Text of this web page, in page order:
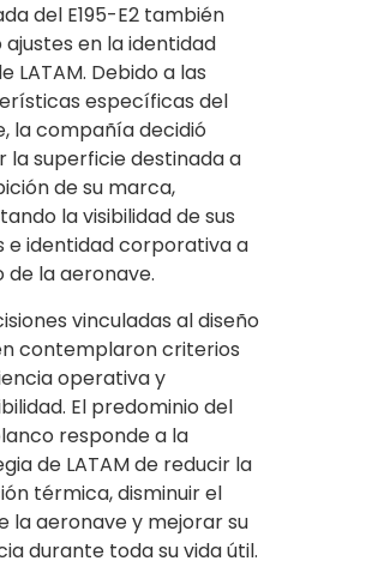
del E195-E2 también
en la identidad
LATAM. Debido a las
específicas del
la compañía decidió
la superficie destinada a
de su marca,
la visibilidad de sus
e identidad corporativa a
de la aeronave.
vinculadas al diseño
contemplaron criterios
operativa y
El predominio del
responde a la
de LATAM de reducir la
térmica, disminuir el
la aeronave y mejorar su
durante toda su vida útil.